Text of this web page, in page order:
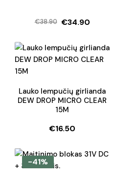
€38.90
Original
was:
€38.90.
€34.90
Current
is:
€34.90.
Lauko lempučių girlianda
DEW DROP MICRO CLEAR
15M
€16.50
-41%